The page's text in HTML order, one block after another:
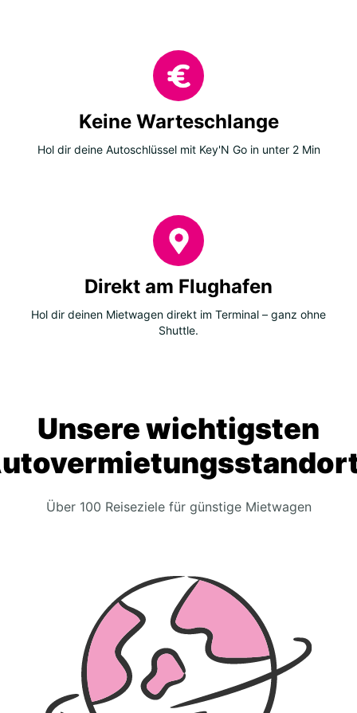
Keine Warteschlange
Hol dir deine Autoschlüssel mit Key'N Go in unter 2 Min
Direkt am Flughafen
Hol dir deinen Mietwagen direkt im Terminal – ganz ohne
Shuttle.
Unsere wichtigsten
Über 100 Reiseziele für günstige Mietwagen